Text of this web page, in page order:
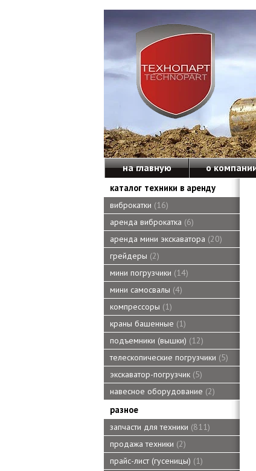
на главную о
каталог техники в аренду
виброкатки
16
аренда виброкатка 6
аренда мини экскаватора 20
грейдеры 2
мини погрузчики
14
мини самосвалы 4
компрессоры
1
краны башенные
1
подъемники (вышки)
12
телескопические погрузчики 5
экскаватор-погрузчик 5
навесное оборудование 2
разное
запчасти для техники 811
продажа техники 2
прайс-лист (гусеницы)
1